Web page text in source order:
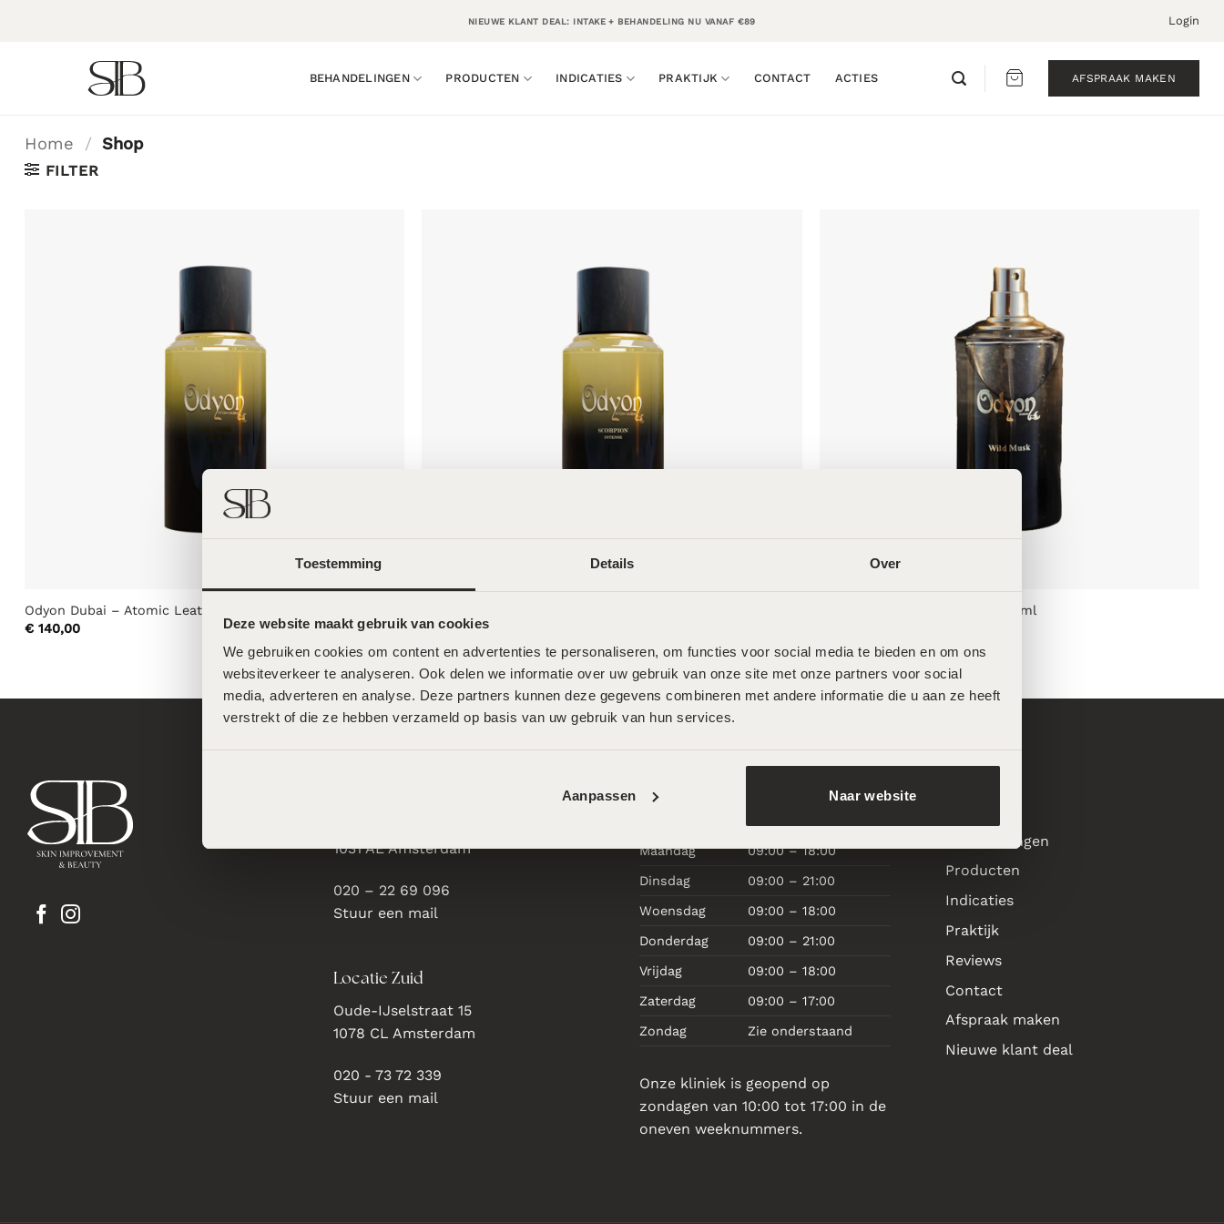
Toestemming Details Over
Deze website maakt gebruik van cookies
We gebruiken cookies om content en advertenties te personaliseren, om functies voor social media te bieden en om ons
websiteverkeer te analyseren. Ook delen we informatie over uw gebruik van onze site met onze partners voor social
media, adverteren en analyse. Deze partners kunnen deze gegevens combineren met andere informatie die u aan ze heeft
verstrekt of die ze hebben verzameld op basis van uw gebruik van hun services.
Aanpassen Naar website
NIEUWE KLANT DEAL: INTAKE + BEHANDELING NU VANAF €89 Login
BEHANDELINGEN PRODUCTEN INDICATIES PRAKTIJK CONTACT ACTIES AFSPRAAK MAKEN
Home / Shop
FILTER
Odyon Dubai – Atomic Leather – 50ml
€140,00
€140,00
Odyon Dubai – Wild Musk – 50ml
1031 AE Amsterdam
020 – 22 69 096
Stuur een mail
Locatie Zuid
Oude-IJselstraat 15
1078 CL Amsterdam
020 - 73 72 339
Stuur een mail
Openingstijden
Maandag 09:00 – 18:00
Dinsdag 09:00 – 21:00
Woensdag 09:00 – 18:00
Donderdag 09:00 – 21:00
Vrijdag 09:00 – 18:00
Zaterdag 09:00 – 17:00
Zondag Zie onderstaand
Onze kliniek is geopend op
zondagen van 10:00 tot 17:00 in de
oneven weeknummers.
Behandelingen
Producten
Indicaties
Praktijk
Reviews
Contact
Afspraak maken
Nieuwe klant deal